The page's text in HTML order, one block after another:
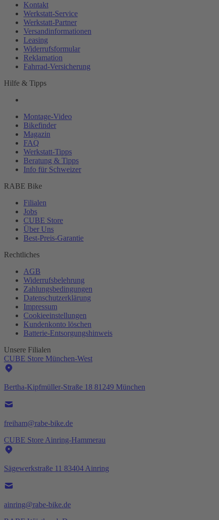
Kontakt
Werkstatt-Service
Werkstatt-Partner
Versandinformationen
Leasing
Widerrufsformular
Reklamation
Fahrrad-Versicherung
Hilfe & Tipps
Montage-Video
Bikefinder
Magazin
FAQ
Werkstatt-Tipps
Beratung & Tipps
Info für Schweizer
RABE Bike
Filialen
Jobs
CUBE Store
Über Uns
Best-Preis-Garantie
Rechtliches
AGB
Widerrufsbelehrung
Zahlungsbedingungen
Datenschutzerklärung
Impressum
Cookieeinstellungen
Kundenkonto löschen
Batterie-Entsorgungshinweis
Unsere Filialen
CUBE Store München-West
Bertha-Kipfmüller-Straße 18 81249 München
freiham@rabe-bike.de
CUBE Store Ainring-Hammerau
Sägewerkstraße 11 83404 Ainring
ainring@rabe-bike.de